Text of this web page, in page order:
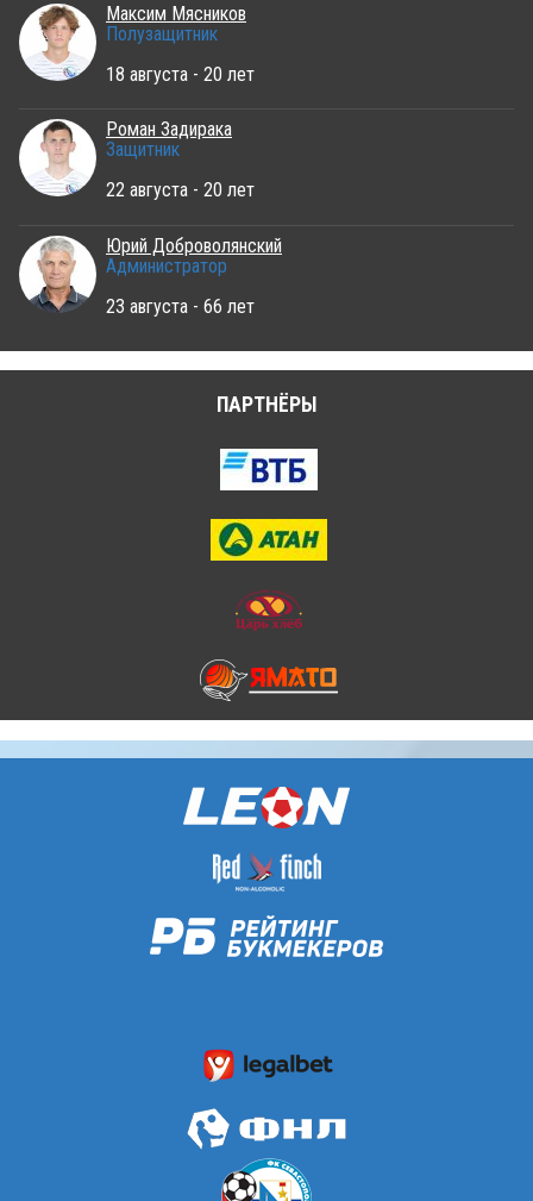
Максим Мясников
Полузащитник
18 августа - 20 лет
Роман Задирака
Защитник
22 августа - 20 лет
Юрий Доброволянский
Администратор
23 августа - 66 лет
ПАРТНЁРЫ